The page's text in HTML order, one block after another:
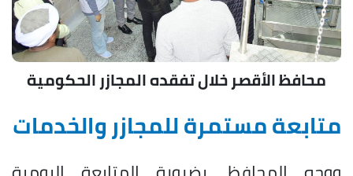
محافظ الأقصر خلال تفقده المجازر الحكومية
متابعة مستمرة للمجازر والخدمات